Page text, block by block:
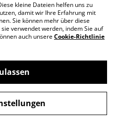
Cookie-Richtlinie
kleine Dateien helfen uns zu
damit wir Ihre Erfahrung mit
Sie können mehr über diese
verwendet werden, indem Sie auf
auch unsereCookie-Richtlinie